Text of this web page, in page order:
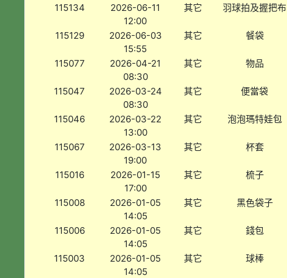
115134
2026-06-11
12:00
其它 羽球拍及握把布
115129
2026-06-03
15:55
其它 餐袋
115077
2026-04-21
08:30
其它 物品
115047
2026-03-24
08:30
其它 便當袋
115046
2026-03-22
13:00
其它 泡泡瑪特娃包
115067
2026-03-13
19:00
其它 杯套
115016
2026-01-15
17:00
其它 梳子
115008
2026-01-05
14:05
其它 黑色袋子
115006
2026-01-05
14:05
其它 錢包
115003
2026-01-05
14:05
其它 球棒